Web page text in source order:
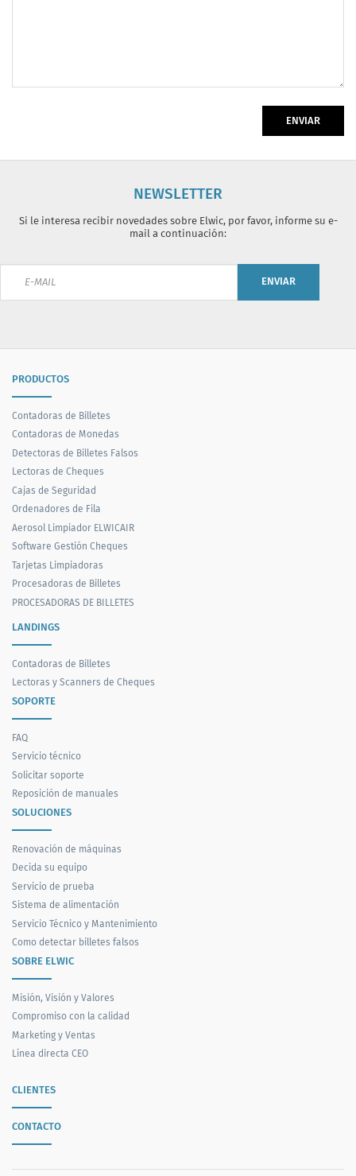
ENVIAR
NEWSLETTER
Si le interesa recibir novedades sobre Elwic, por favor, informe su e-
mail a continuación:
ENVIAR
PRODUCTOS
Contadoras de Billetes
Contadoras de Monedas
Detectoras de Billetes Falsos
Lectoras de Cheques
Cajas de Seguridad
Ordenadores de Fila
Aerosol Limpiador ELWICAIR
Software Gestión Cheques
Tarjetas Limpiadoras
Procesadoras de Billetes
PROCESADORAS DE BILLETES
LANDINGS
Contadoras de Billetes
Lectoras y Scanners de Cheques
SOPORTE
FAQ
Servicio técnico
Solicitar soporte
Reposición de manuales
SOLUCIONES
Renovación de máquinas
Decida su equipo
Servicio de prueba
Sistema de alimentación
Servicio Técnico y Mantenimiento
Como detectar billetes falsos
SOBRE ELWIC
Misión, Visión y Valores
Compromiso con la calidad
Marketing y Ventas
Línea directa CEO
CLIENTES
CONTACTO